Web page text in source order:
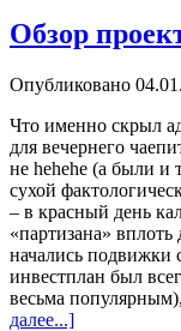
Обзор
Опубликовано
Что именно скрыл
для вечернего
не hehehe (а были и
сухой
– в красный день
«партизана»
начались подвижки
инвестплан был
весьма
далее...]